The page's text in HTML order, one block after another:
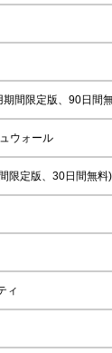
間限定版、90日間
ウォール
限定版、30日間無料)
ィ